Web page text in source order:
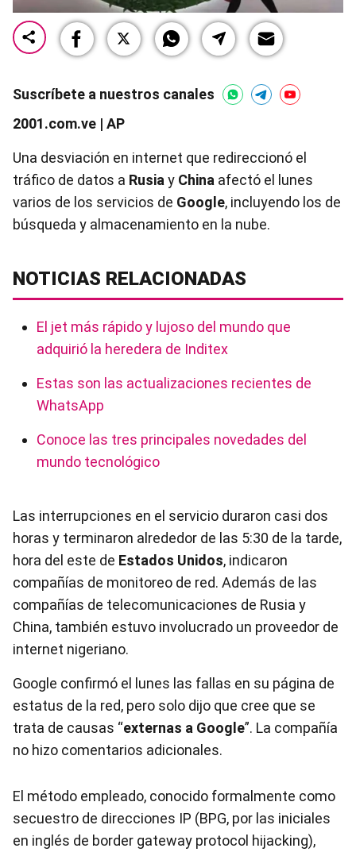
Suscríbete a nuestros canales
2001.com.ve | AP
Una desviación en internet que redireccionó el
tráfico de datos a Rusia y China afectó el lunes
varios de los servicios de Google, incluyendo los de
búsqueda y almacenamiento en la nube.
NOTICIAS RELACIONADAS
El jet más rápido y lujoso del mundo que
adquirió la heredera de Inditex
Estas son las actualizaciones recientes de
WhatsApp
Conoce las tres principales novedades del
mundo tecnológico
Las interrupciones en el servicio duraron casi dos
horas y terminaron alrededor de las 5:30 de la tarde,
hora del este de Estados Unidos, indicaron
compañías de monitoreo de red. Además de las
compañías de telecomunicaciones de Rusia y
China, también estuvo involucrado un proveedor de
internet nigeriano.
Google confirmó el lunes las fallas en su página de
estatus de la red, pero solo dijo que cree que se
trata de causas “externas a Google”. La compañía
no hizo comentarios adicionales.
El método empleado, conocido formalmente como
secuestro de direcciones IP (BPG, por las iniciales
en inglés de border gateway protocol hijacking),